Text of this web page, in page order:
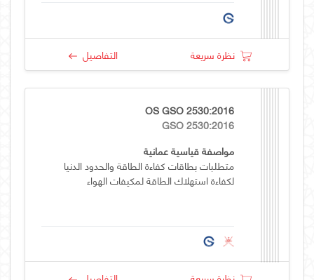
نظرة سريعة التفاصيل
OS GSO 2530:2016
GSO 2530:2016
مواصفة قياسية عمانية
متطلبات بطاقات كفاءة الطاقة والحدود الدنيا
لكفاءة استهلاك الطاقة لمكيفات الهواء